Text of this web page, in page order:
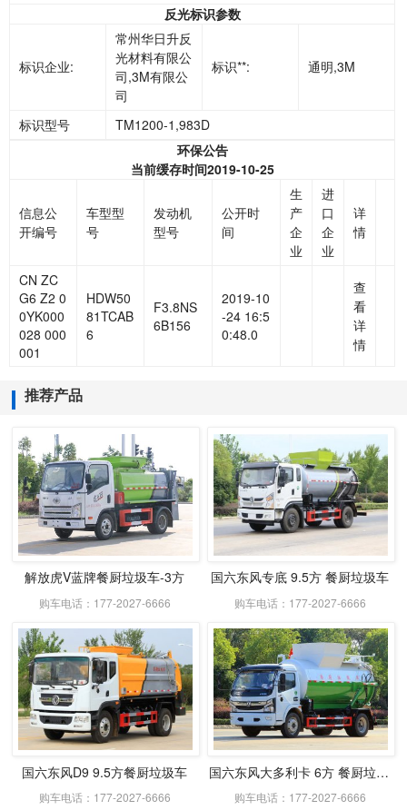
反光标识参数
标识企业:
常州华日升反
光材料有限公
司,3M有限公
司
标识**: 通明,3M
标识型号
TM1200-1,983D
环保公告
当前缓存时间2019-10-25
信息公
开编号
车型型
号
发动机
型号
公开时
间
生
产
企
业
进
口
企
业
详
情
CN ZC
G6 Z2 0
0YK000
028 000
001
HDW50
81TCAB
6
F3.8NS
6B156
2019-10
-24 16:5
0:48.0
查
看
详
情
推荐产品
解放虎V蓝牌餐厨垃圾车-3方
购车电话：177-2027-6666
国六东风专底 9.5方 餐厨垃圾车
购车电话：177-2027-6666
国六东风D9 9.5方餐厨垃圾车
购车电话：177-2027-6666
国六东风大多利卡 6方 餐厨垃圾车
购车电话：177-2027-6666